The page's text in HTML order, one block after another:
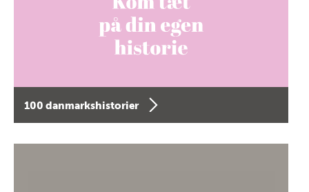
100 danmarkshistorier